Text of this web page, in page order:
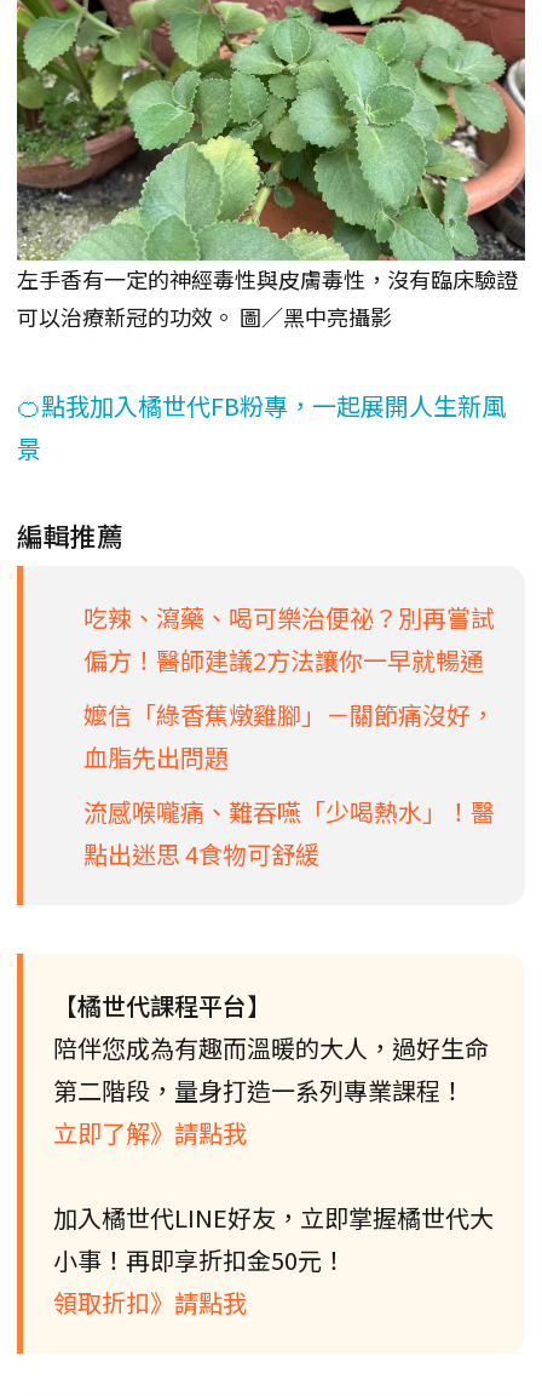
左手香有一定的神經毒性與皮膚毒性，沒有臨床驗證
可以治療新冠的功效。 圖／黑中亮攝影
🍊點我加入橘世代FB粉專，一起展開人生新風
景
編輯推薦
吃辣、瀉藥、喝可樂治便祕？別再嘗試
偏方！醫師建議2方法讓你一早就暢通
嬤信「綠香蕉燉雞腳」－關節痛沒好，
血脂先出問題
流感喉嚨痛、難吞嚥「少喝熱水」！醫
點出迷思 4食物可舒緩
【橘世代課程平台】
陪伴您成為有趣而溫暖的大人，過好生命
第二階段，量身打造一系列專業課程！
立即了解》請點我
加入橘世代LINE好友，立即掌握橘世代大
小事！再即享折扣金50元！
領取折扣》請點我